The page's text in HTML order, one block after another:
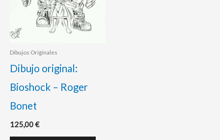
Dibujos Originales
Dibujo original:
Bioshock – Roger
Bonet
125,00€